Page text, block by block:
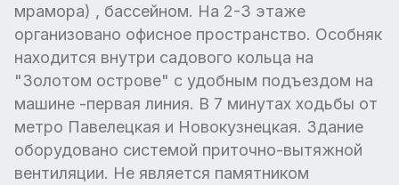
мрамора) , бассейном. На 2-3 этаже
организовано офисное пространство. Особняк
находится внутри садового кольца на
"Золотом острове" с удобным подъездом на
машине -первая линия. В 7 минутах ходьбы от
метро Павелецкая и Новокузнецкая. Здание
оборудовано системой приточно-вытяжной
вентиляции. Не является памятником